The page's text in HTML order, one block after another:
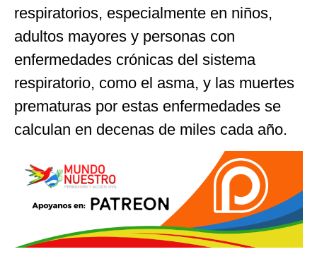
respiratorios, especialmente en niños,
adultos mayores y personas con
enfermedades crónicas del sistema
respiratorio, como el asma, y las muertes
prematuras por estas enfermedades se
calculan en decenas de miles cada año.